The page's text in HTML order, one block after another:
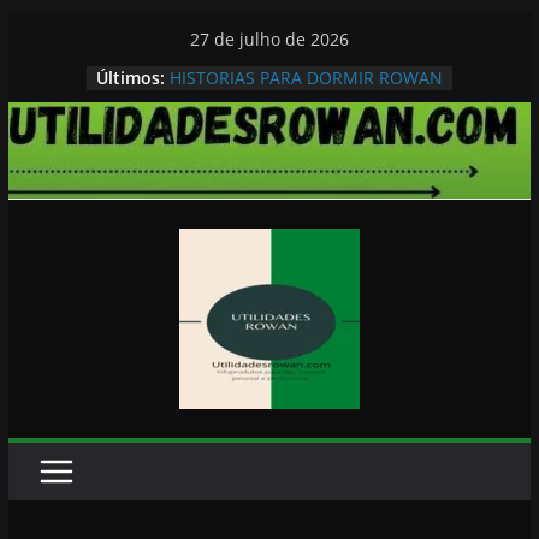
conteúdo
27 de julho de 2026
Últimos: HISTORIAS PARA DORMIR ROWAN